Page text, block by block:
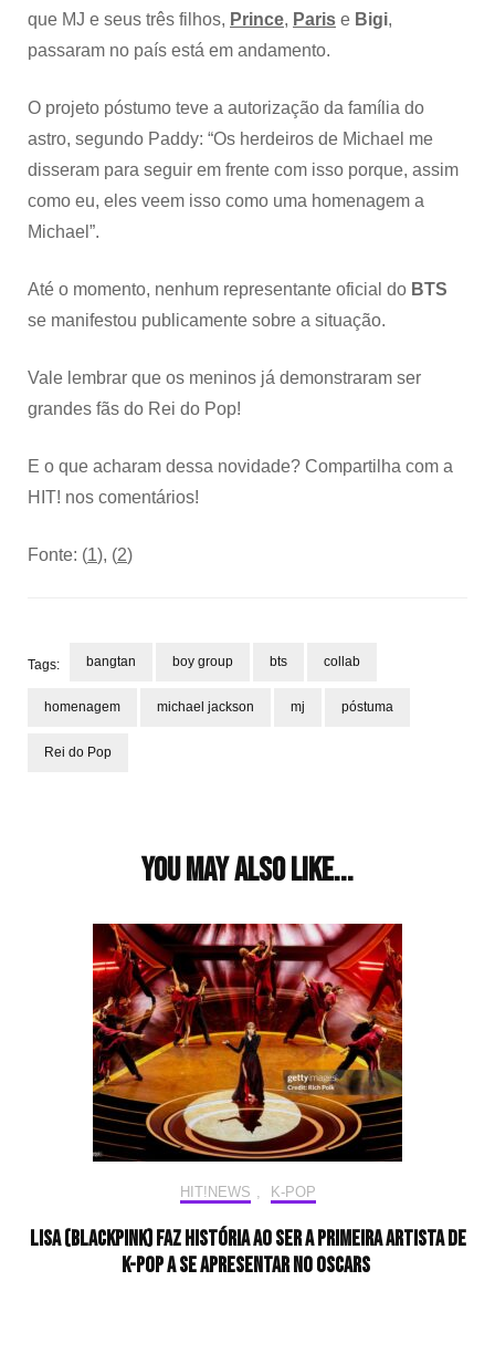
que MJ e seus três filhos, Prince, Paris e Bigi,
passaram no país está em andamento.
O projeto póstumo teve a autorização da família do
astro, segundo Paddy: “Os herdeiros de Michael me
disseram para seguir em frente com isso porque, assim
como eu, eles veem isso como uma homenagem a
Michael”.
Até o momento, nenhum representante oficial do BTS
se manifestou publicamente sobre a situação.
Vale lembrar que os meninos já demonstraram ser
grandes fãs do Rei do Pop!
E o que acharam dessa novidade? Compartilha com a
HIT! nos comentários!
Fonte: (1), (2)
Tags: bangtan boy group bts collab
homenagem michael jackson mj póstuma
Rei do Pop
You may also like...
HIT!NEWS , K-POP
LISA (BLACKPINK) faz história ao ser a primeira artista de
K-pop a se apresentar no Oscars